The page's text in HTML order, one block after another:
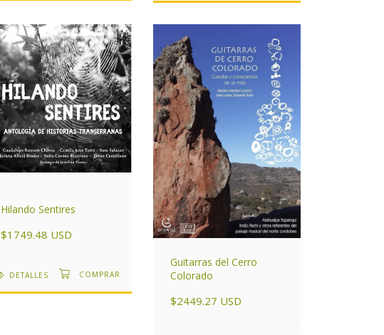
Hilando Sentires
$1749.48 USD
DETALLES
Guitarras del Cerro
Colorado
$2449.27 USD